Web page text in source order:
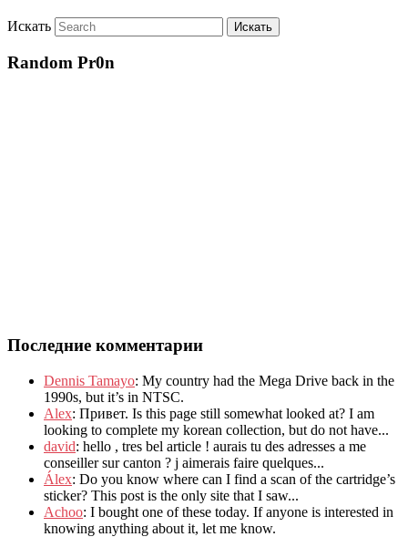
Искать
Random Pr0n
Последние комментарии
Dennis Tamayo: My country had the Mega Drive back in the
1990s, but it’s in NTSC.
Alex: Привет. Is this page still somewhat looked at? I am
looking to complete my korean collection, but do not have...
david: hello , tres bel article ! aurais tu des adresses a me
conseiller sur canton ? j aimerais faire quelques...
Álex: Do you know where can I find a scan of the cartridge’s
sticker? This post is the only site that I saw...
Achoo: I bought one of these today. If anyone is interested in
knowing anything about it, let me know.